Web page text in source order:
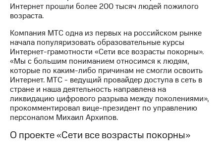
Акционерный
капитал
Контроль
и
аудит
Рынок
акций
Описание
Программа
приобретения
Порядок
выкупа
Дивиденды
Интернет прошли более 200 тысяч людей пожилого
возраста.
Компания МТС одна из первых на российском рынке
начала популяризовать образовательные курсы
Интернет-грамотности «Сети все возрасты покорны».
«Мы с большим пониманием относимся к людям,
которые по каким-либо причинам не смогли освоить
Интернет. МТС - ведущий провайдер доступа в сеть в
стране и наша деятельность направлена на
ликвидацию цифрового разрыва между поколениями»,
прокомментировал вице-президент по управлению
персоналом Михаил Архипов.
О проекте «Сети все возрасты покорны»